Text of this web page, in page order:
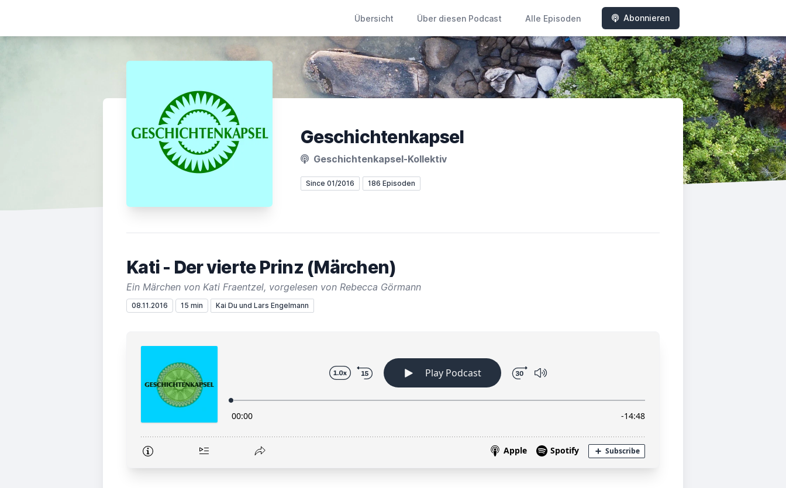
Übersicht Über diesen Podcast Alle Episoden Abonnieren
Geschichtenkapsel
Geschichtenkapsel-Kollektiv
Since 01/2016 186 Episoden
Kati - Der vierte Prinz (Märchen)
Ein Märchen von Kati Fraentzel, vorgelesen von Rebecca Görmann
08.11.2016 15 min Kai Du und Lars Engelmann